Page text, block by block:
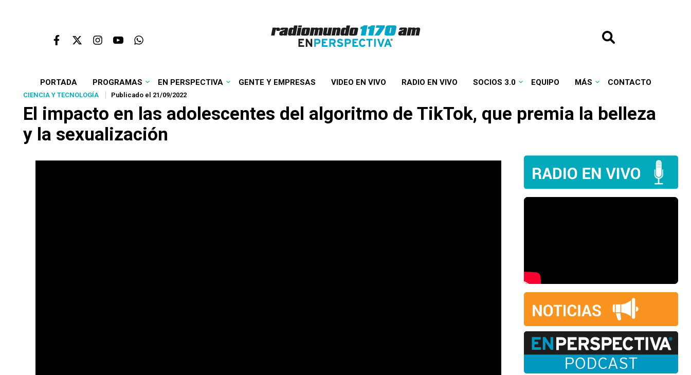
PORTADA PROGRAMAS EN PERSPECTIVA GENTE Y EMPRESAS VIDEO EN VIVO RADIO EN VIVO SOCIOS 3.0 EQUIPO MÁS CONTACTO
CIENCIA Y TECNOLOGÍA Publicado el 21/09/2022
El impacto en las adolescentes del algoritmo de TikTok, que premia la belleza
y la sexualización